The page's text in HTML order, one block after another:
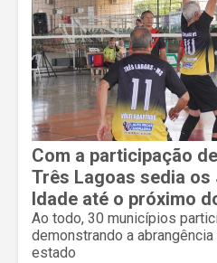
Com a participação
Três Lagoas sedia
Idade até o próximo
Ao todo, 30 municípios
demonstrando a
estado